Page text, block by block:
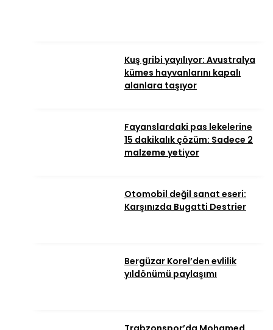
Kuş gribi yayılıyor: Avustralya
kümes hayvanlarını kapalı
alanlara taşıyor
Fayanslardaki pas lekelerine
15 dakikalık çözüm: Sadece 2
malzeme yetiyor
Otomobil değil sanat eseri:
Karşınızda Bugatti Destrier
Bergüzar Korel’den evlilik
yıldönümü paylaşımı